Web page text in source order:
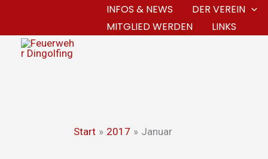
springen
INFOS & NEWS DER VEREIN
MITGLIED WERDEN
LINKS
Start 2017 Januar